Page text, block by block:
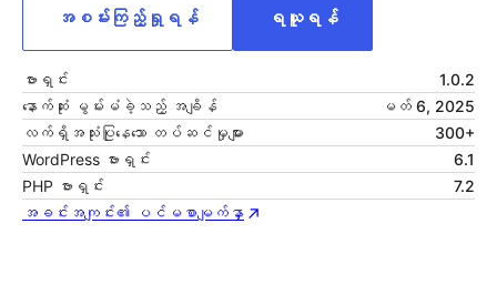
အစမ်းကြည့်ရှုရန် ရယူရန်
ဗားရှင်း
1.0.2
နောက်ဆုံး မွမ်းမံခဲ့သည့် အချိန်
မတ် 6, 2025
လက်ရှိအသုံးပြုနေသော တပ်ဆင်မှုများ
300+
WordPress ဗားရှင်း
6.1
PHP ဗားရှင်း
7.2
အခင်းအကျင်း၏ ပင်မစာမျက်နှာ